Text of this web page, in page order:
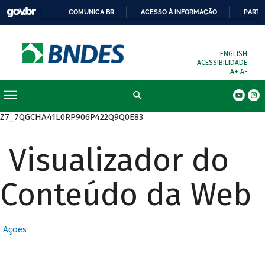
COMUNICA BR ACESSO À INFORMAÇÃO
ENGLISH
ACESSIBILIDADE
A+ A-
Z7_7QGCHA41L0RP906P422Q9Q0E83
Visualizador do
Conteúdo da Web
Ações